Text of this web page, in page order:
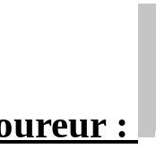
: